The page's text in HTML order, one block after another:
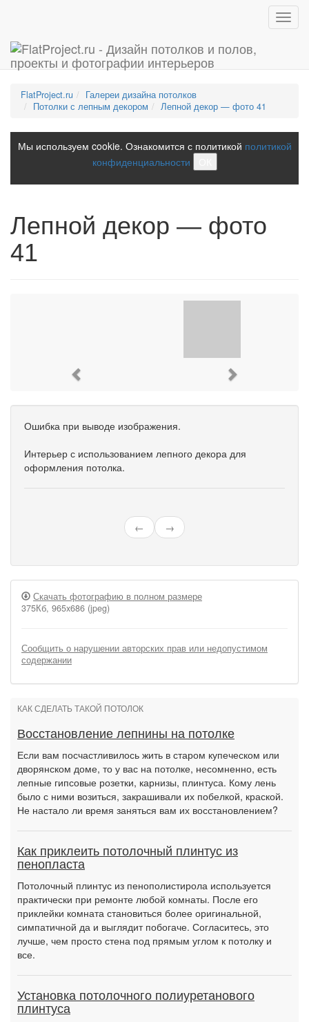
FlatProject.ru
Галереи дизайна потолков
Потолки с лепным декором
Лепной декор — фото 41
Мы используем cookie. Ознакомится с политикой политикой
конфиденциальности
Лепной декор — фото
41
Ошибка при выводе изображения.
Интерьер с использованием лепного декора для
оформления потолка.
← →
Скачать фотографию в полном размере
375Кб, 965x686 (jpeg)
Сообщить о нарушении авторских прав или недопустимом
содержании
КАК СДЕЛАТЬ ТАКОЙ ПОТОЛОК
Восстановление лепнины на потолке
Если вам посчастливилось жить в старом купеческом или
дворянском доме, то у вас на потолке, несомненно, есть
лепные гипсовые розетки, карнизы, плинтуса. Кому лень
было с ними возиться, закрашивали их побелкой, краской.
Не настало ли время заняться вам их восстановлением?
Как приклеить потолочный плинтус из
пенопласта
Потолочный плинтус из пенополистирола используется
практически при ремонте любой комнаты. После его
приклейки комната становиться более оригинальной,
симпатичной да и выглядит побогаче. Согласитесь, это
лучше, чем просто стена под прямым углом к потолку и
все.
Установка потолочного полиуретанового
плинтуса